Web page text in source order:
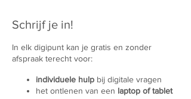
Schrijf je in!
In elk digipunt kan je gratis en zonder
afspraak terecht voor:
individuele hulp bij digitale vragen
het ontlenen van een laptop of tablet